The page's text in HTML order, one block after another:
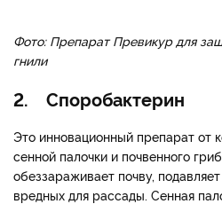
Фото: Препарат Превикур для
гнили
2. Споробактерин
Это инновационный препарат от
сенной палочки и почвенного
обеззараживает почву,
вредных для рассады. Сенная